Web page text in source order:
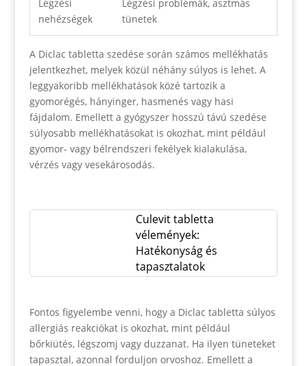
Légzési
nehézségek
Légzési problémák, asztmás
tünetek
A Diclac tabletta szedése során számos mellékhatás
jelentkezhet, melyek közül néhány súlyos is lehet. A
leggyakoribb mellékhatások közé tartozik a
gyomorégés, hányinger, hasmenés vagy hasi
fájdalom. Emellett a gyógyszer hosszú távú szedése
súlyosabb mellékhatásokat is okozhat, mint például
gyomor- vagy bélrendszeri fekélyek kialakulása,
vérzés vagy vesekárosodás.
Culevit tabletta
vélemények:
Hatékonyság és
tapasztalatok
Fontos figyelembe venni, hogy a Diclac tabletta súlyos
allergiás reakciókat is okozhat, mint például
bőrkiütés, légszomj vagy duzzanat. Ha ilyen tüneteket
tapasztal, azonnal forduljon orvoshoz. Emellett a